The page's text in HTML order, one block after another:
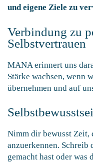
und eigene Ziele zu
Verbindung zu
Selbstvertrauen
MANA erinnert uns
Stärke wachsen, wenn
übernehmen und auf
Nimm dir bewusst Zeit,
anzuerkennen. Schreib
gemacht hast oder was